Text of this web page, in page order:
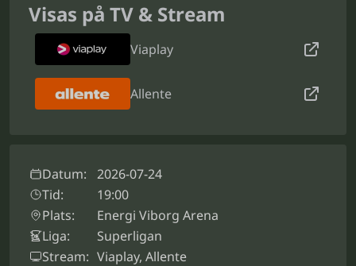
Visas på TV & Stream
Viaplay
Allente
Datum:
2026-07-24
Tid:
19:00
Plats:
Energi Viborg Arena
Liga:
Superligan
Stream: Viaplay, Allente